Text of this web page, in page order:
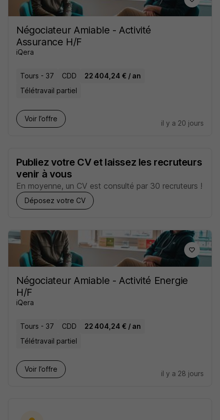
Négociateur Amiable - Activité
Assurance H/F
iQera
Tours - 37 CDD
22 404,24 € / an
Télétravail partiel
Voir l’offre
il y a 20 jours
Publiez votre CV et laissez les recruteurs
venir à vous
En moyenne, un CV est consulté par 30 recruteurs !
Déposez votre CV
Négociateur Amiable - Activité Energie
H/F
iQera
Tours - 37 CDD
22 404,24 € / an
Télétravail partiel
Voir l’offre
il y a 28 jours